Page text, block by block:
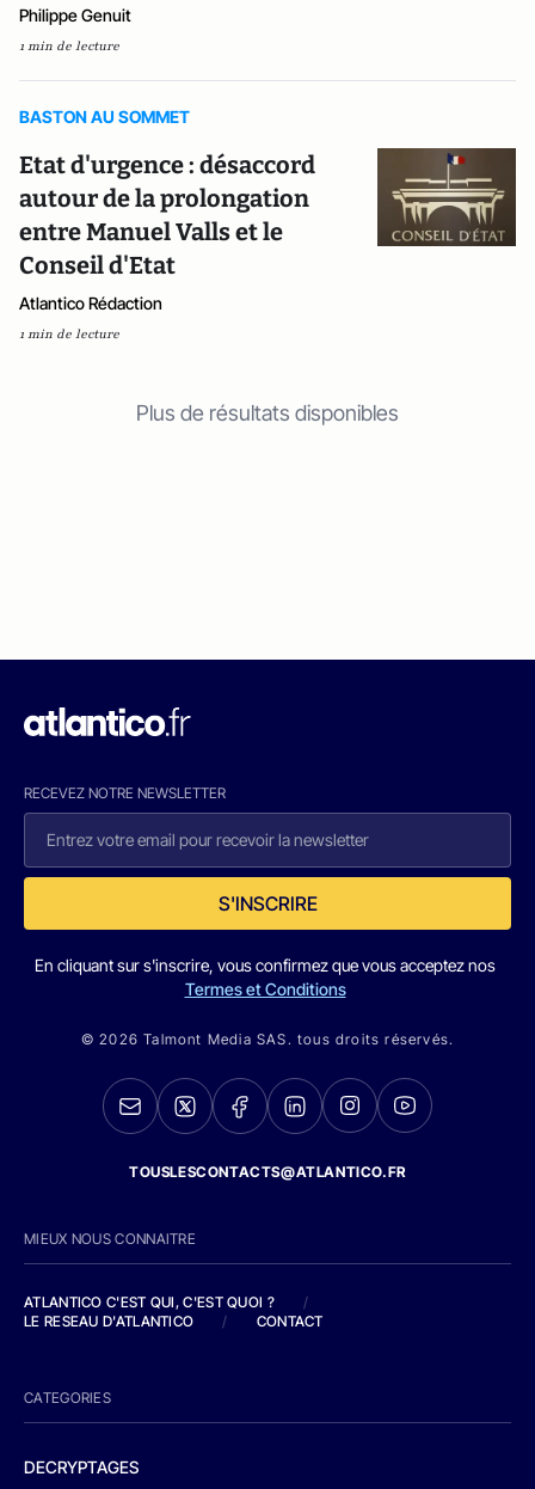
Philippe Genuit
1 min de lecture
BASTON AU SOMMET
Etat d'urgence : désaccord
autour de la prolongation
entre Manuel Valls et le
Conseil d'Etat
Atlantico Rédaction
1 min de lecture
Plus de résultats disponibles
RECEVEZ NOTRE NEWSLETTER
S'INSCRIRE
En cliquant sur s'inscrire, vous confirmez que vous acceptez nos
Termes et Conditions
© 2026 Talmont Media SAS. tous droits réservés.
TOUSLESCONTACTS@ATLANTICO.FR
MIEUX NOUS CONNAITRE
ATLANTICO C'EST QUI, C'EST QUOI ?
/
LE RESEAU D'ATLANTICO
/ CONTACT
CATEGORIES
DECRYPTAGES